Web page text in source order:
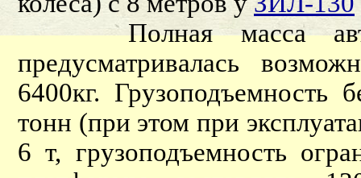
Полная масса
предусматривалась
6400кг. Грузоподъемность
тонн (при этом при
6 т, грузоподъемность